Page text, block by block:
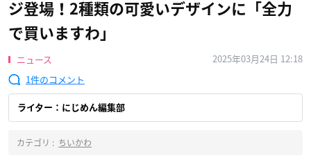
ジ登場！2種類の可愛いデザインに「全力
で買いますわ」
ニュース
2025年03月24日 12:18
1
ライター：にじめん編集部
カテゴリ : ちいかわ